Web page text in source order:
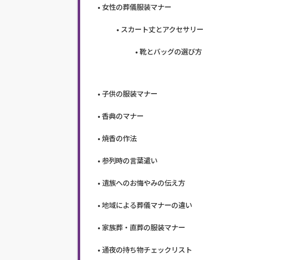
女性の葬儀服装マナー
スカート丈とアクセサリー
靴とバッグの選び方
子供の服装マナー
香典のマナー
焼香の作法
参列時の言葉遣い
遺族へのお悔やみの伝え方
地域による葬儀マナーの違い
家族葬・直葬の服装マナー
通夜の持ち物チェックリスト